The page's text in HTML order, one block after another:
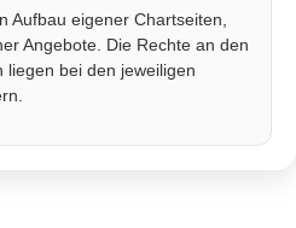
Aufbau eigener Chartseiten,
Angebote. Die Rechte an den
bei den jeweiligen